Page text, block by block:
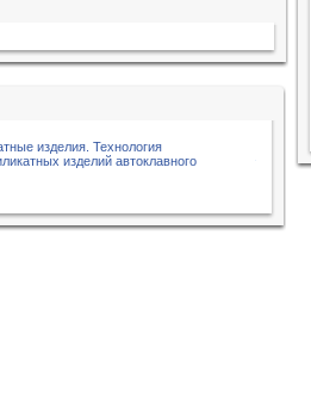
изделия. Технология
изделий автоклавного